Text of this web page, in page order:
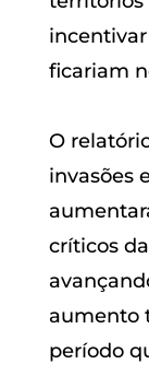
incentivar
ficariam
O
invasões
críticos
aumento
período